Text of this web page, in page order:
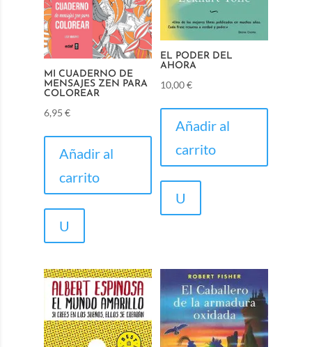
MI CUADERNO DE
MENSAJES ZEN PARA
COLOREAR
6,95 €
Añadir al
carrito
U
EL PODER DEL
AHORA
10,00€
Añadir al
carrito
U